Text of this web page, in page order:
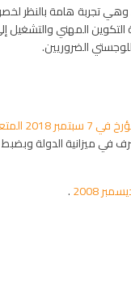
وهي تجربة هامة بالنظر
الضروريين.
في ميزانية الدولة
.